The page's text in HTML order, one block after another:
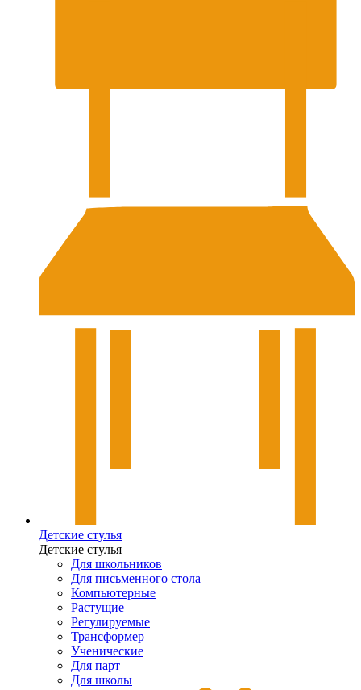
Детские стулья
Детские стулья
Для школьников
Для письменного стола
Компьютерные
Растущие
Регулируемые
Трансформер
Ученические
Для парт
Для школы